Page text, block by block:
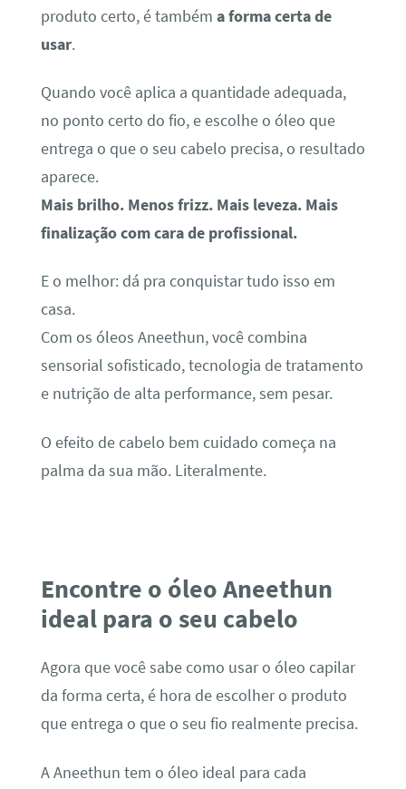
produto certo, é também a forma certa de
usar.
Quando você aplica a quantidade adequada,
no ponto certo do fio, e escolhe o óleo que
entrega o que o seu cabelo precisa, o resultado
aparece.
Mais brilho. Menos frizz. Mais leveza. Mais
finalização com cara de profissional.
E o melhor: dá pra conquistar tudo isso em
casa.
Com os óleos Aneethun, você combina
sensorial sofisticado, tecnologia de tratamento
e nutrição de alta performance, sem pesar.
O efeito de cabelo bem cuidado começa na
palma da sua mão. Literalmente.
Encontre o óleo Aneethun
ideal para o seu cabelo
Agora que você sabe como usar o óleo capilar
da forma certa, é hora de escolher o produto
que entrega o que o seu fio realmente precisa.
A Aneethun tem o óleo ideal para cada